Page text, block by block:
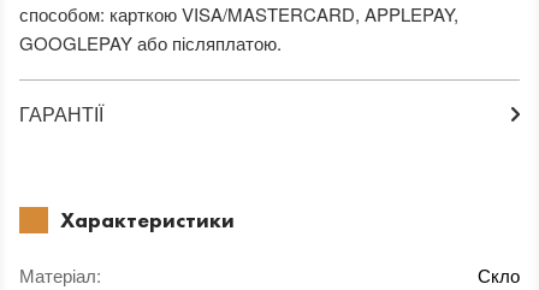
способом: карткою VISA/MASTERCARD, APPLEPAY,
GOOGLEPAY або післяплатою.
ГАРАНТІЇ
Характеристики
Матеріал:
Скло